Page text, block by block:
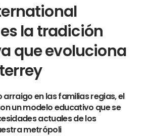
la tradición
que evoluciona
en las familias regias, el
un modelo educativo que se
actuales de los
metrópoli